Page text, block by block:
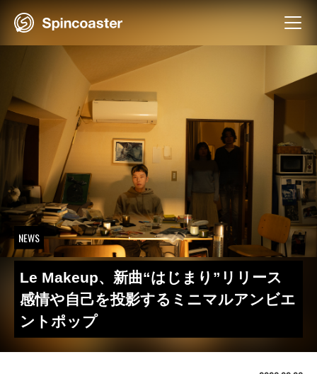
NEWS
Le Makeup、新曲“はじまり”リリース
感情や自己を投影するミニマルアンビエ
ントポップ